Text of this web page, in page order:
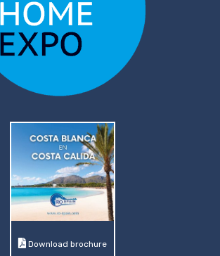
Download brochure